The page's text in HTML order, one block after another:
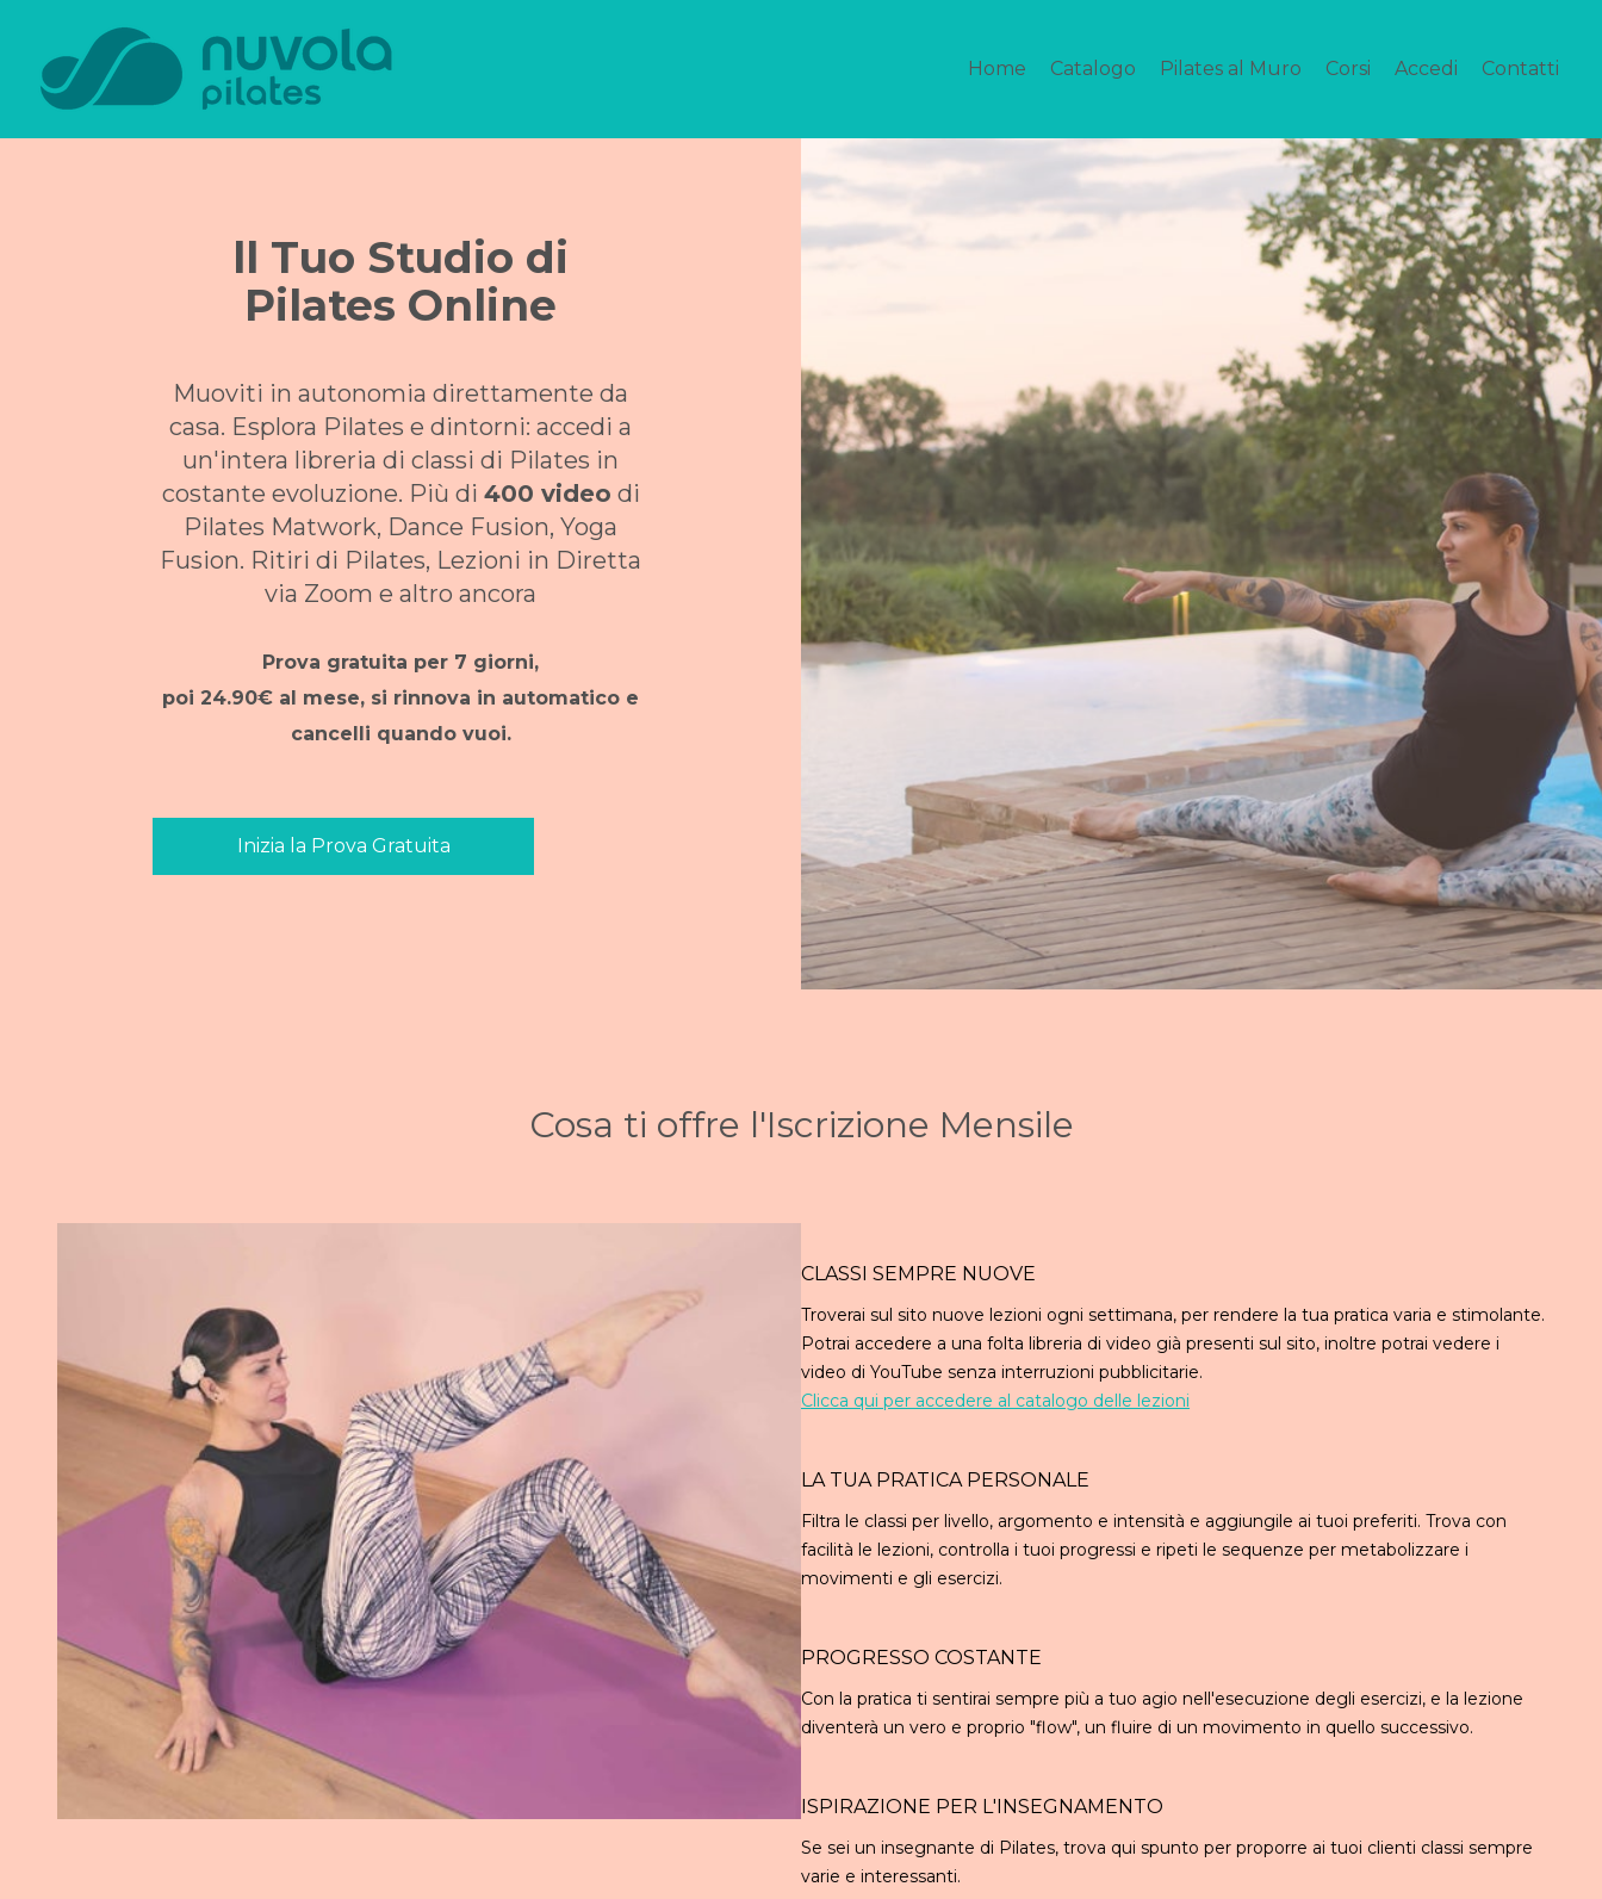
Home Catalogo Pilates al Muro Corsi Accedi Contatti
ll Tuo Studio di
Pilates Online
Muoviti in autonomia direttamente da
casa. Esplora Pilates e dintorni: accedi a
un'intera libreria di classi di Pilates in
costante evoluzione. Più di 400 video di
Pilates Matwork, Dance Fusion, Yoga
Fusion​​. Ritiri di Pilates, Lezioni in Diretta
via Zoom e altro ancora
Prova gratuita per 7 giorni,
poi 24.90€ al mese, si rinnova in automatico e
cancelli quando vuoi.
Inizia la Prova Gratuita
Cosa ti offre l'Iscrizione Mensile
CLASSI SEMPRE NUOVE
Troverai sul sito nuove lezioni ogni settimana, per rendere la tua pratica varia e stimolante.
Potrai accedere a una folta libreria di video già presenti sul sito, inoltre potrai vedere i
video di YouTube senza interruzioni pubblicitarie.
Clicca qui per accedere al catalogo delle lezioni
LA TUA PRATICA PERSONALE
Filtra le classi per livello, argomento e intensità e aggiungile ai tuoi preferiti. Trova con
facilità le lezioni, controlla i tuoi progressi e ripeti le sequenze per metabolizzare i
movimenti e gli esercizi.
PROGRESSO COSTANTE
Con la pratica ti sentirai sempre più a tuo agio nell'esecuzione degli esercizi, e la lezione
diventerà un vero e proprio "flow", un fluire di un movimento in quello successivo.
ISPIRAZIONE PER L'INSEGNAMENTO
Se sei un insegnante di Pilates, trova qui spunto per proporre ai tuoi clienti classi sempre
varie e interessanti.